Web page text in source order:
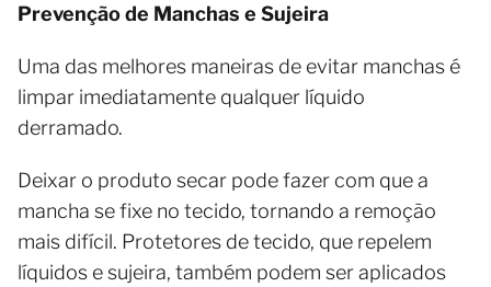
Prevenção de Manchas e Sujeira
Uma das melhores maneiras de evitar manchas é
limpar imediatamente qualquer líquido
derramado.
Deixar o produto secar pode fazer com que a
mancha se fixe no tecido, tornando a remoção
mais difícil. Protetores de tecido, que repelem
líquidos e sujeira, também podem ser aplicados